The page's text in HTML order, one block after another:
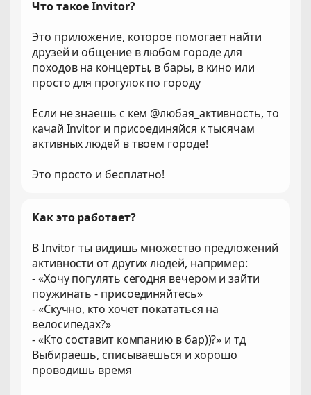
Что такое Invitor?
Это приложение, которое помогает найти
друзей и общение в любом городе для
походов на концерты, в бары, в кино или
просто для прогулок по городу
Если не знаешь с кем @любая_активность, то
качай Invitor и присоединяйся к тысячам
активных людей в твоем городе!
Это просто и бесплатно!
Как это работает?
В Invitor ты видишь множество предложений
активности от других людей, например:
- «Хочу погулять сегодня вечером и зайти
поужинать - присоединяйтесь»
- «Скучно, кто хочет покататься на
велосипедах?»
- «Кто составит компанию в бар))?» и тд
Выбираешь, списываешься и хорошо
проводишь время